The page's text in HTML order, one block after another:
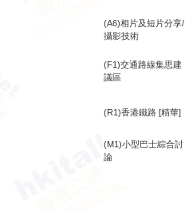
(A6)相片及短片分享/
攝影技術
(F1)交通路線集思建
議區
(R1)香港鐵路 [精華]
(M1)小型巴士綜合討
論